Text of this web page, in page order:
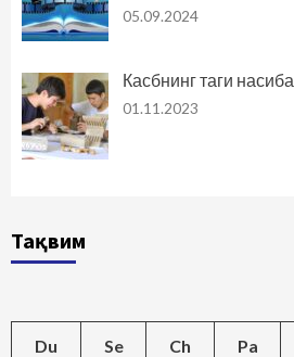
05.09.2024
Касбнинг таги насиба
01.11.2023
Тақвим
Du Se Ch Pa